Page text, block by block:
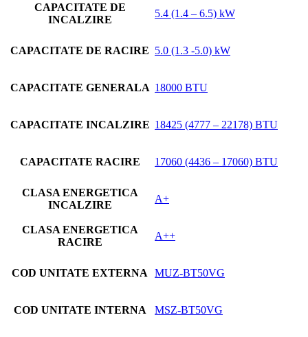
CAPACITATE DE
INCALZIRE
5.4 (1.4 – 6.5) kW
CAPACITATE DE RACIRE 5.0 (1.3 -5.0) kW
CAPACITATE GENERALA 18000 BTU
CAPACITATE INCALZIRE 18425 (4777 – 22178) BTU
CAPACITATE RACIRE 17060 (4436 – 17060) BTU
CLASA ENERGETICA
INCALZIRE
A+
CLASA ENERGETICA
RACIRE
A++
COD UNITATE EXTERNA MUZ-BT50VG
COD UNITATE INTERNA MSZ-BT50VG